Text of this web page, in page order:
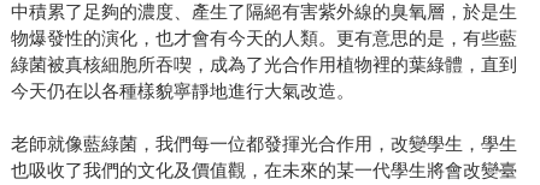
中積累了足夠的濃度、產生了隔絕有害紫外線的臭氧層，於是生
物爆發性的演化，也才會有今天的人類。更有意思的是，有些藍
綠菌被真核細胞所吞喫，成為了光合作用植物裡的葉綠體，直到
今天仍在以各種樣貌寧靜地進行大氣改造。
老師就像藍綠菌，我們每一位都發揮光合作用，改變學生，學生
也吸收了我們的文化及價值觀，在未來的某一代學生將會改變臺